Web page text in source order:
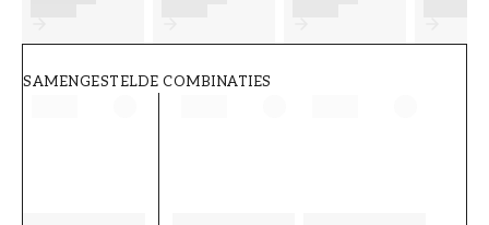
SAMENGESTELDE COMBINATIES